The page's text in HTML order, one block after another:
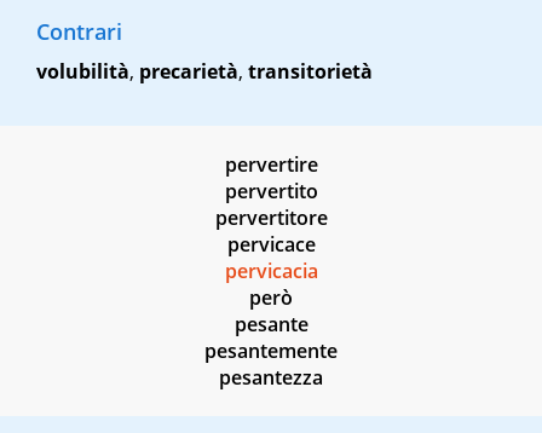
Contrari
volubilità, precarietà, transitorietà
pervertire
pervertito
pervertitore
pervicace
pervicacia
però
pesante
pesantemente
pesantezza